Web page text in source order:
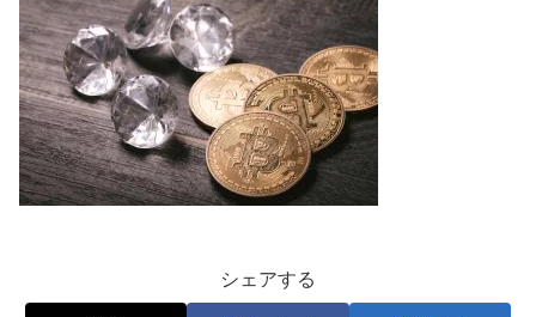
シェアする